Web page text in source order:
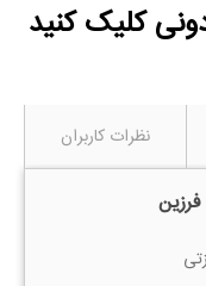
کلیک کنید
نظرات کاربران